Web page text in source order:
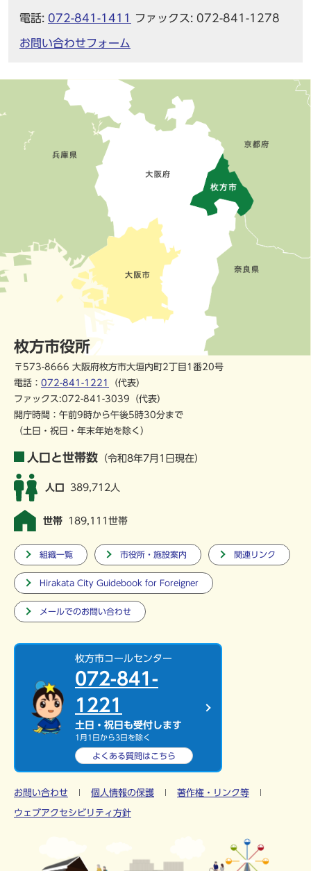
電話: 072-841-1411 ファックス: 072-841-1278
お問い合わせフォーム
枚方市役所
〒573-8666 大阪府枚方市大垣内町2丁目1番20号
電話： 072-841-1221
（代表）
ファックス:072-841-3039（代表）
開庁時間：午前9時から午後5時30分まで
（土日・祝日・年末年始を除く）
人口と世帯数 （令和8年7月1日現在）
人口 389,712人
世帯 189,111世帯
組織一覧 市役所・施設案内 関連リンク
Hirakata City Guidebook for Foreigner
メールでのお問い合わせ
枚方市コールセンター
072-841-
1221
土日・祝日も受付します
1月1日から3日を除く
よくある質問はこちら
お問い合わせ 個人情報の保護 著作権・リンク等
ウェブアクセシビリティ方針